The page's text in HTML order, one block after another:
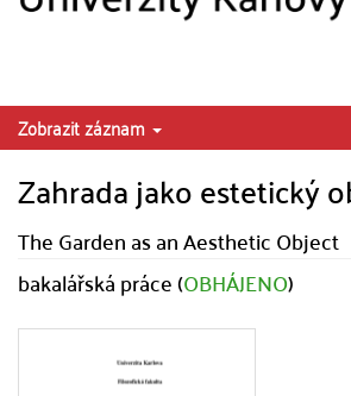
Zobrazit záznam
Zahrada jako estetický
The Garden as an Aesthetic Object
bakalářská práce (OBHÁJENO)